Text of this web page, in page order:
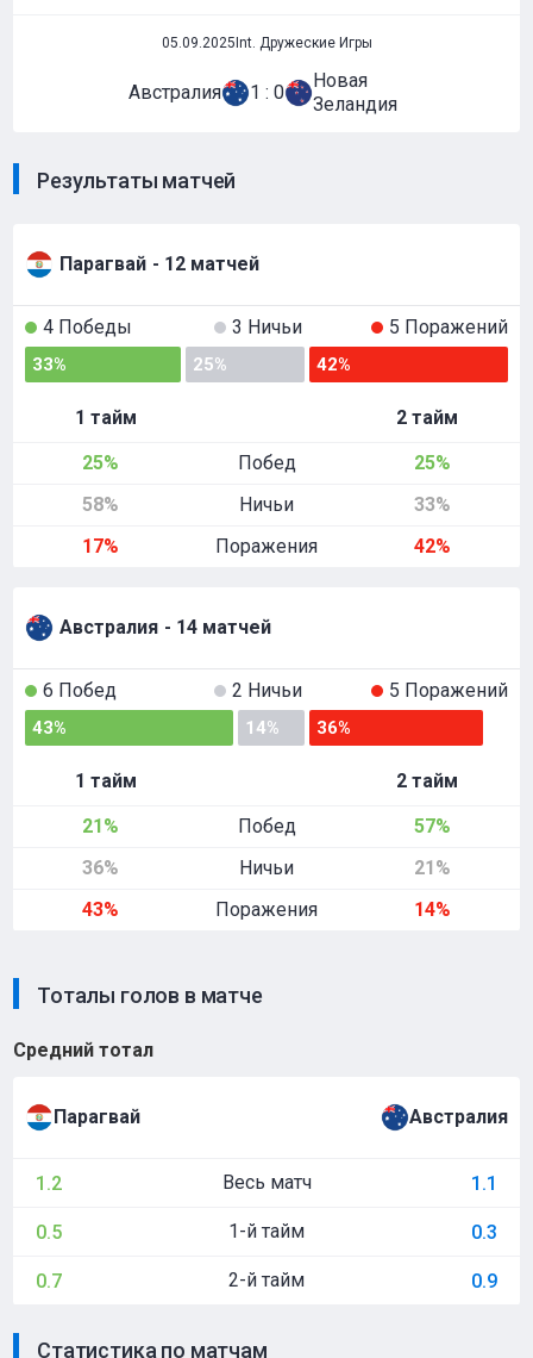
05.09.2025 Int. Дружеские Игры
Австралия 1 : 0
Новая
Зеландия
Результаты матчей
Парагвай - 12 матчей
4 Победы 3 Ничьи 5 Поражений
33% 25% 42%
1 тайм
2 тайм
25%
Побед
25%
58%
Ничьи
33%
17%
Поражения 42%
Австралия - 14 матчей
6 Побед 2 Ничьи 5 Поражений
43% 14% 36%
1 тайм
2 тайм
21%
Побед
57%
36%
Ничьи
21%
43%
Поражения 14%
Тоталы голов в матче
Средний тотал
Парагвай Австралия
1.2 Весь матч 1.1
0.5 1-й тайм 0.3
0.7 2-й тайм 0.9
Статистика по матчам